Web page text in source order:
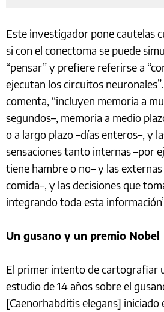
Este investigador pone cautelas
si con el conectoma se puede
“pensar” y prefiere referirse a
ejecutan los circuitos
comenta, “incluyen memoria a
segundos–, memoria a medio
o a largo plazo –días enteros–, y
sensaciones tanto internas –por
tiene hambre o no– y las
comida–, y las decisiones que
integrando toda esta
Un gusano y un premio Nobel
El primer intento de cartografiar
estudio de 14 años sobre el
[Caenorhabditis elegans] iniciado